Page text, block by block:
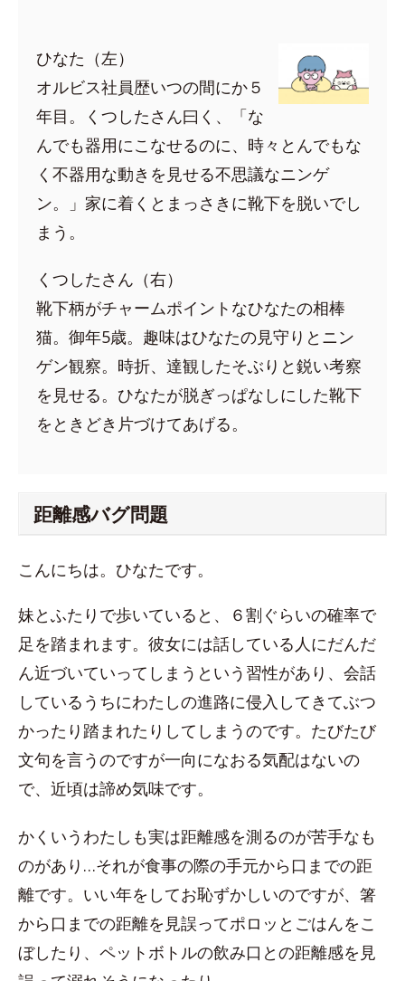
ひなた（左）
オルビス社員歴いつの間にか５
年目。くつしたさん曰く、「な
んでも器用にこなせるのに、時々とんでもな
く不器用な動きを見せる不思議なニンゲ
ン。」家に着くとまっさきに靴下を脱いでし
まう。
くつしたさん（右）
靴下柄がチャームポイントなひなたの相棒
猫。御年5歳。趣味はひなたの見守りとニン
ゲン観察。時折、達観したそぶりと鋭い考察
を見せる。ひなたが脱ぎっぱなしにした靴下
をときどき片づけてあげる。
距離感バグ問題
こんにちは。ひなたです。
妹とふたりで歩いていると、６割ぐらいの確率で
足を踏まれます。彼女には話している人にだんだ
ん近づいていってしまうという習性があり、会話
しているうちにわたしの進路に侵入してきてぶつ
かったり踏まれたりしてしまうのです。たびたび
文句を言うのですが一向になおる気配はないの
で、近頃は諦め気味です。
かくいうわたしも実は距離感を測るのが苦手なも
のがあり…それが食事の際の手元から口までの距
離です。いい年をしてお恥ずかしいのですが、箸
から口までの距離を見誤ってポロッとごはんをこ
ぼしたり、ペットボトルの飲み口との距離感を見